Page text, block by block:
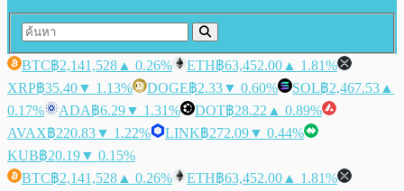
BTC฿2,141,528 ▲ 0.26% ETH฿63,452.00 ▲ 1.81%
XRP฿35.40▼ 1.13% DOGE฿2.33▼ 0.60% SOL฿2,467.53 ▲
0.17%
ADA฿6.29▼ 1.31% DOT฿28.22 ▲ 0.89%
AVAX฿220.83▼ 1.22% LINK฿272.09▼ 0.44%
KUB฿20.19▼ 0.15%
BTC฿2,141,528 ▲ 0.26% ETH฿63,452.00 ▲ 1.81%